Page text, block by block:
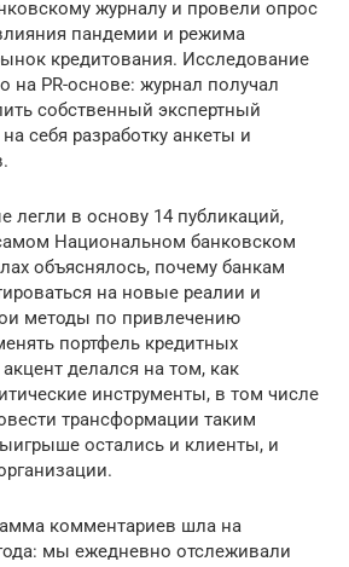
журналу и провели опрос
пандемии и режима
кредитования. Исследование
на PR-основе: журнал получал
собственный экспертный
себя разработку анкеты и
легли в основу 14 публикаций,
Национальном банковском
объяснялось, почему банкам
на новые реалии и
методы по привлечению
портфель кредитных
делался на том, как
инструменты, в том числе
трансформации таким
остались и клиенты, и
комментариев шла на
мы ежедневно отслеживали